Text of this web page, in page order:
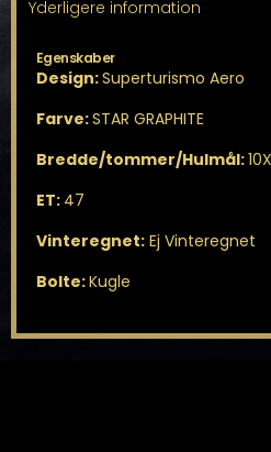
Yderligere information
Egenskaber
Design:Superturismo Aero
Farve:STAR GRAPHITE
Bredde/tommer/Hulmål:
ET: 47
Vinteregnet:Ej Vinteregnet
Bolte:Kugle